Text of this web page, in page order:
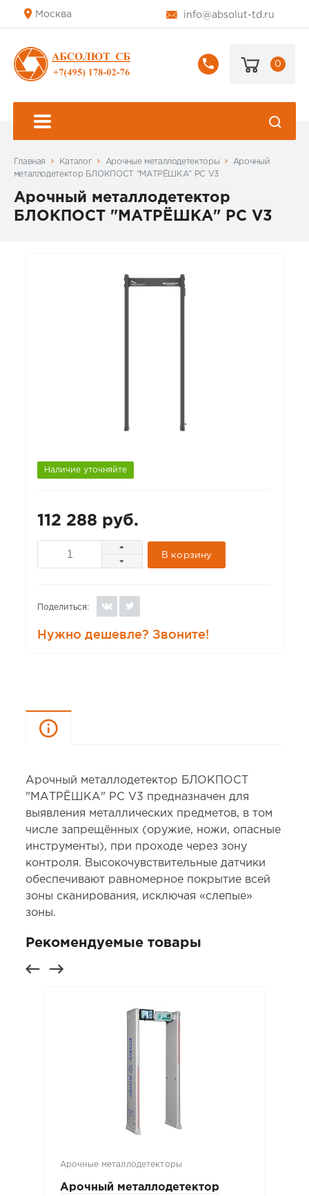
Москва info@absolut-td.ru
+7
178-
0
Главная Каталог Арочные металлодетекторы
Арочный
металлодетектор БЛОКПОСТ "МАТРЁШКА" PC V3
Арочный металлодетектор
БЛОКПОСТ "МАТРЁШКА" PC V3
Наличие уточняйте
112 288 руб.
В корзину
Поделиться:
Нужно дешевле? Звоните!
Арочный металлодетектор БЛОКПОСТ
"МАТРЁШКА" PC V3 предназначен для
выявления металлических предметов, в том
числе запрещённых (оружие, ножи, опасные
инструменты), при проходе через зону
контроля. Высокочувствительные датчики
обеспечивают равномерное покрытие всей
зоны сканирования, исключая «слепые»
зоны.
Рекомендуемые товары
Арочные металлодетекторы
Арочный металлодетектор